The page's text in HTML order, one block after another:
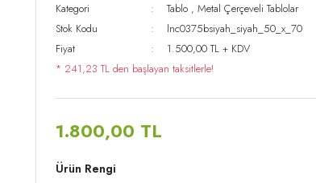
Kategori Tablo , Metal Çerçeveli Tablolar
Stok Kodu
lnc0375bsiyah_siyah_50_x_70
Fiyat
1.500,00 TL + KDV
* 241,23 TL den başlayan taksitlerle!
1.800,00 TL
Ürün Rengi